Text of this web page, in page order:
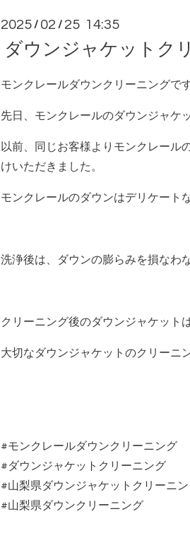
2025 / 02 / 25 14:35
ダウンジャケットク
モンクレールダウンクリーニングです
先日、モンクレールのダウンジャケ
以前、同じお客様よりモンクレール
けいただきました。
モンクレールのダウンはデリケート
洗浄後は、ダウンの膨らみを損なわ
クリーニング後のダウンジャケットは
大切なダウンジャケットのクリーニ
#モンクレールダウンクリーニング
#ダウンジャケットクリーニング
#山梨県ダウンジャケットクリーニ
#山梨県ダウンクリーニング